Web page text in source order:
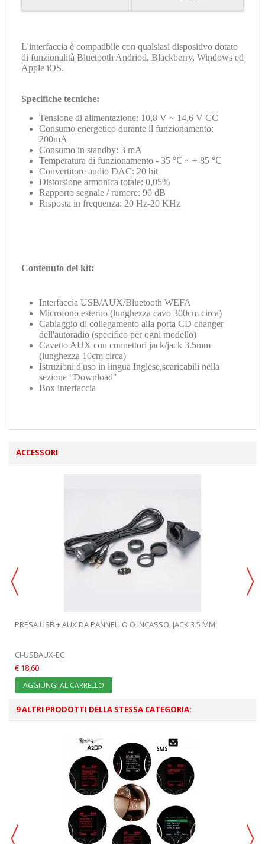
L'interfaccia è compatibile con qualsiasi dispositivo dotato
di funzionalità Bluetooth Andriod, Blackberry, Windows ed
Apple iOS.
Specifiche tecniche:
Tensione di alimentazione: 10,8 V ~ 14,6 V CC
Consumo energetico durante il funzionamento:
200mA
Consumo in standby: 3 mA
Temperatura di funzionamento - 35 ℃ ~ + 85 ℃
Convertitore audio DAC: 20 bit
Distorsione armonica totale: 0,05%
Rapporto segnale / rumore: 90 dB
Risposta in frequenza: 20 Hz-20 KHz
Contenuto del kit:
Interfaccia USB/AUX/Bluetooth WEFA
Microfono esterno (lunghezza cavo 300cm circa)
Cablaggio di collegamento alla porta CD changer
dell'autoradio (specifico per ogni modello)
Cavetto AUX con connettori jack/jack 3.5mm
(lunghezza 10cm circa)
Istruzioni d'uso in lingua Inglese,scaricabili nella
sezione "Download"
Box interfaccia
ACCESSORI
PRESA USB + AUX DA PANNELLO O INCASSO, JACK 3.5 MM
CI-USBAUX-EC
€ 18,60
AGGIUNGI AL CARRELLO
9 ALTRI PRODOTTI DELLA STESSA CATEGORIA: